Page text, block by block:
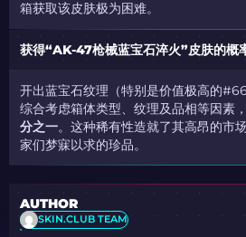
箱获取该皮肤极为困难。
获得“AK-47枪械蓝宝石淬火”皮肤的概
开出蓝宝石纹理（特别是价值极高的
综合考虑箱体类型、纹理及品相等因素
分之一。这种稀有性造就了其高昂的市
家们梦寐以求的珍品。
AUTHOR
SKIN.CLUB TEAM